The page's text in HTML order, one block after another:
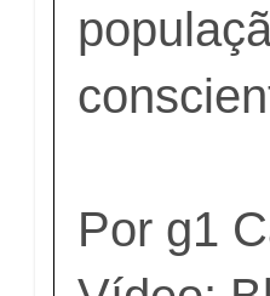
Por g1